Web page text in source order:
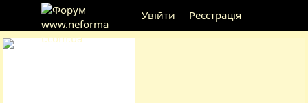
Увійти Реєстрація